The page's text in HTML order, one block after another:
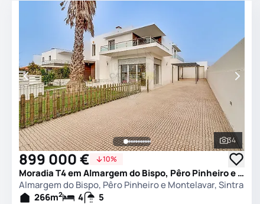
Ver
34
899 000 € 10%
Moradia T4 em Almargem do Bispo, Pêro Pinheiro e Montelavar, Sintra
Almargem do Bispo, Pêro Pinheiro e Montelavar, Sintra
266m2 4 5